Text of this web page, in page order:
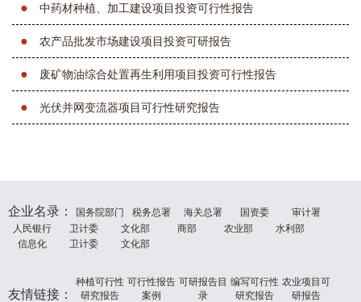
● 中药材种植、加工建设项目投资可行性报告
● 农产品批发市场建设项目投资可研报告
● 废矿物油综合处置再生利用项目投资可行性报告
● 光伏并网变流器项目可行性研究报告
企业名录： 国务院部门 税务总署 海关总署 国资委
审计署
人民银行
卫计委 文化部 商部 农业部
水利部
信息化
卫计委 文化部
友情链接：
种植可行性
研究报告
可行性报告
案例
可研报告目
录
编写可行性
研究报告
农业项目可
研报告